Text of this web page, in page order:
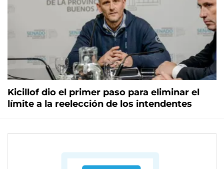
Kicillof dio el primer paso para eliminar el
límite a la reelección de los intendentes